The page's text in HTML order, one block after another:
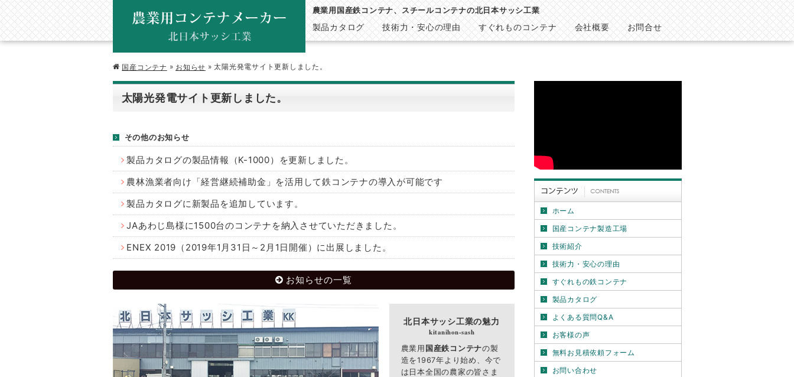
農業用国産鉄コンテナ、スチールコンテナの北日本サッシ工業
製品カタログ 技術力・安心の理由 すぐれものコンテナ 会社概要 お問合せ
国産コンテナ » お知らせ »太陽光発電サイト更新しました。
太陽光発電サイト更新しました。
その他のお知らせ
製品カタログの製品情報（K-1000）を更新しました。
農林漁業者向け「経営継続補助金」を活用して鉄コンテナの導入が可能です
製品カタログに新製品を追加しています。
JAあわじ島様に1500台のコンテナを納入させていただきました。
ENEX 2019（2019年1月31日～2月1日開催）に出展しました。
お知らせの一覧
北日本サッシ工業の魅力
農業用 国産鉄コンテナの製
造を1967年より始め、今で
は日本全国の農家の皆さま
ホーム
国産コンテナ製造工場
技術紹介
技術力・安心の理由
すぐれもの鉄コンテナ
製品カタログ
よくある質問Q&A
お客様の声
無料お見積依頼フォーム
お問い合わせ